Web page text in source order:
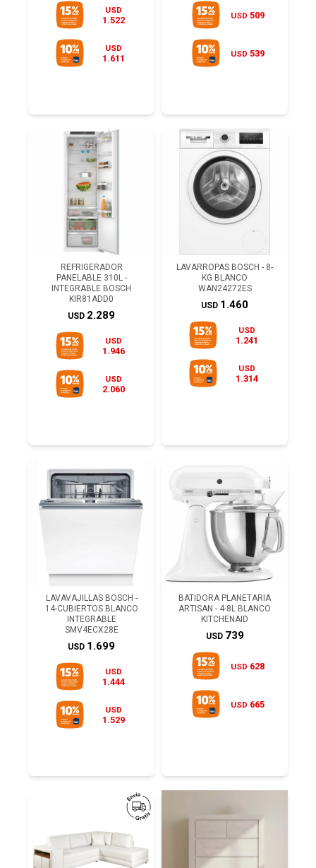
USD
1.522
USD
1.611
USD 509
USD 539
REFRIGERADOR
PANELABLE 310L -
INTEGRABLE BOSCH
KIR81ADD0
USD 2.289
USD
1.946
USD
2.060
LAVARROPAS BOSCH - 8-
KG BLANCO
WAN24272ES
USD 1.460
USD
1.241
USD
1.314
LAVAVAJILLAS BOSCH -
14-CUBIERTOS BLANCO
INTEGRABLE
SMV4ECX28E
USD 1.699
USD
1.444
USD
1.529
BATIDORA PLANETARIA
ARTISAN - 4-8L BLANCO
KITCHENAID
USD 739
USD 628
USD 665